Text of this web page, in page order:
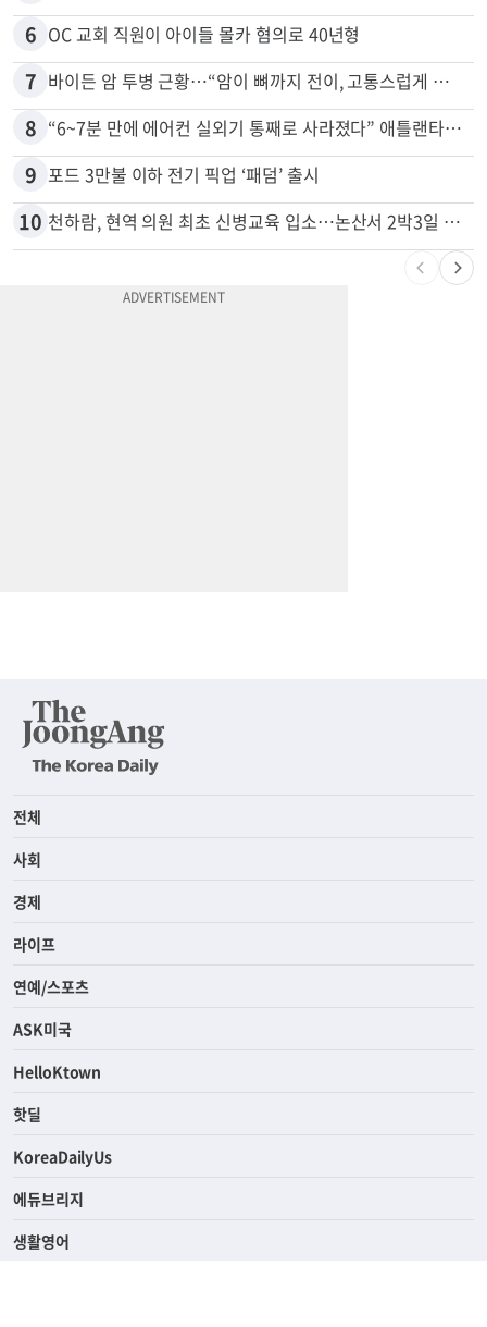
5 휴매나, 메디캘 어드밴티지 축소...60만명 플랜 상실 위기
6 OC 교회 직원이 아이들 몰카 혐의로 40년형
7 바이든 암 투병 근황…“암이 뼈까지 전이, 고통스럽게 투병 중”
8
9 포드 3만불 이하 전기 픽업 ‘패덤’ 출시
천하람, 현역 의원 최초 신병교육 입소…논산서 2박3일 생활
전체
사회
경제
라이프
연예/스포츠
ASK미국
HelloKtown
핫딜
KoreaDailyUs
에듀브리지